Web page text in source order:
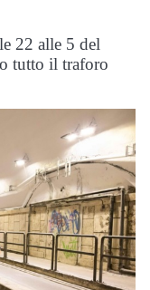
22 alle 5 del
tutto il traforo